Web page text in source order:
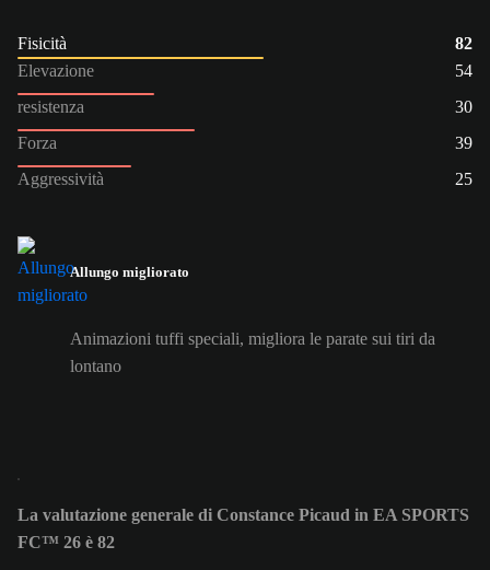
Fisicità
82
Elevazione
54
resistenza
30
Forza
39
Aggressività
25
Allungo migliorato
Animazioni tuffi speciali, migliora le parate sui tiri da
lontano
La valutazione generale di Constance Picaud in EA SPORTS
FC™ 26 è 82